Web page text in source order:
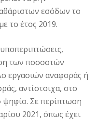
εσόδων το
το έτος 2019.
των ποσοστών
εργασιών αναφοράς ή
αντίστοιχα, στο
ψηφίο. Σε περίπτωση
2021, όπως έχει